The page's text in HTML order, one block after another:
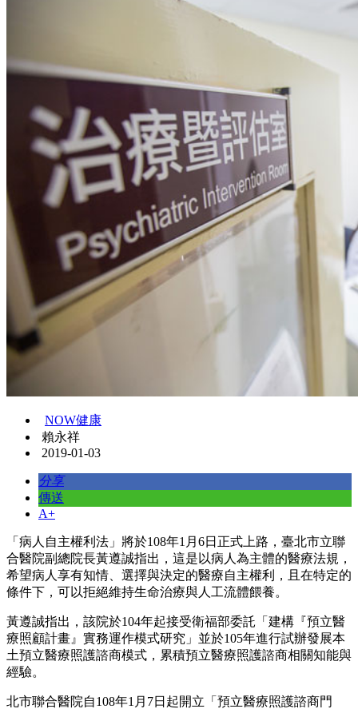
NOW健康
賴永祥
2019-01-03
分享
傳送
A+
「病人自主權利法」將於108年1月6日正式上路，臺北市立聯
合醫院副總院長黃遵誠指出，這是以病人為主體的醫療法規，
希望病人享有知情、選擇與決定的醫療自主權利，且在特定的
條件下，可以拒絕維持生命治療與人工流體餵養。
黃遵誠指出，該院於104年起接受衛福部委託「建構『預立醫
療照顧計畫』實務運作模式研究」並於105年進行試辦發展本
土預立醫療照護諮商模式，累積預立醫療照護諮商相關知能與
經驗。
北市聯合醫院自108年1月7日起開立「預立醫療照護諮商門